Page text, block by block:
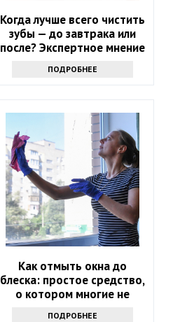
Когда лучше всего чистить
зубы — до завтрака или
после? Экспертное мнение
ПОДРОБНЕЕ
Как отмыть окна до
блеска: простое средство,
о котором многие не
ПОДРОБНЕЕ